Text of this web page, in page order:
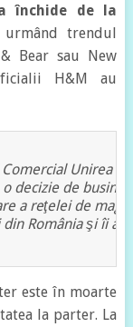
închide de la
trendul
Bear sau New
H&M au
Unirea
decizie de
a reţelei de
România şi îi
este în moarte
la parter. La